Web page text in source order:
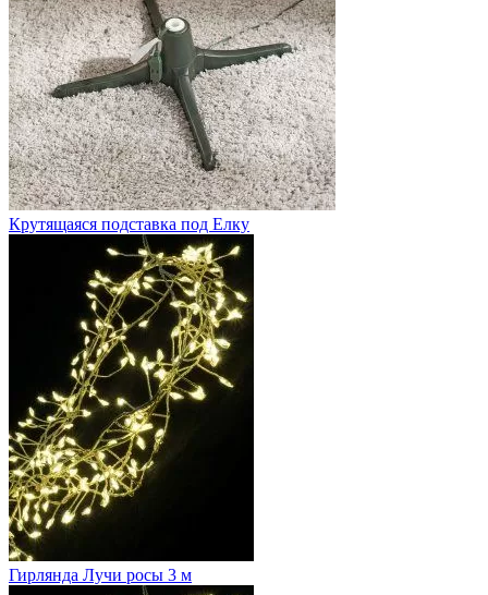
Крутящаяся подставка под Елку
Гирлянда Лучи росы 3 м